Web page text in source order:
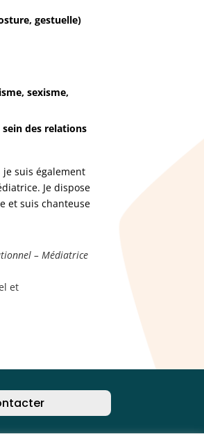
gestuelle)
sexisme,
des relations
je suis également
Je dispose
et suis chanteuse
– Médiatrice
et